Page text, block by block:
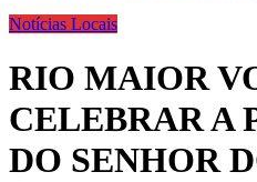
Notícias Locais
RIO MAIOR
CELEBRAR A
DO SENHOR